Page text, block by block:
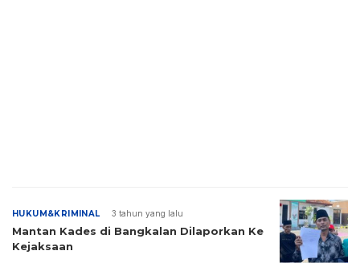
HUKUM&KRIMINAL 3 tahun yang lalu
Mantan Kades di Bangkalan Dilaporkan Ke
Kejaksaan